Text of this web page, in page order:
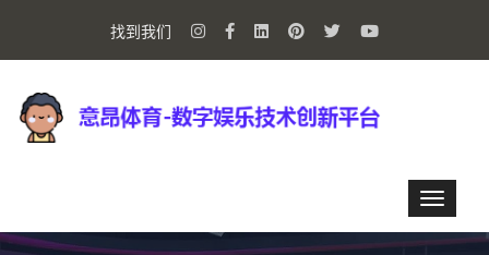
找到我们